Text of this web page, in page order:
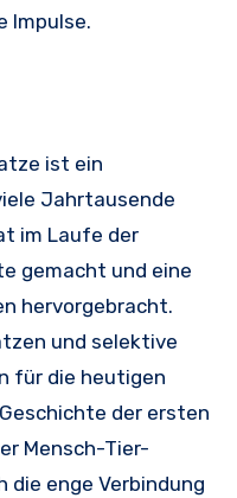
Impulse.
ist ein
Jahrtausende
im Laufe der
gemacht und eine
hervorgebracht.
und selektive
für die heutigen
der ersten
Mensch-Tier-
die enge Verbindung